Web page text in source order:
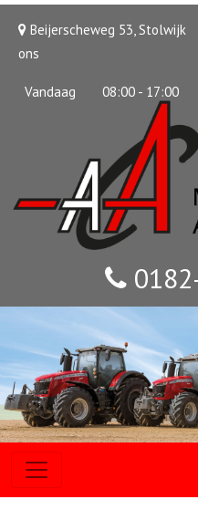
Beijerscheweg 53, Stolwijk
ons
Vandaag 08:00 - 17:00